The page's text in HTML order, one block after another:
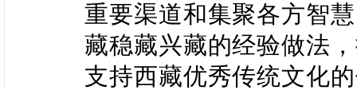
重要渠道和集聚各方智
藏稳藏兴藏的经验做法
支持西藏优秀传统文化